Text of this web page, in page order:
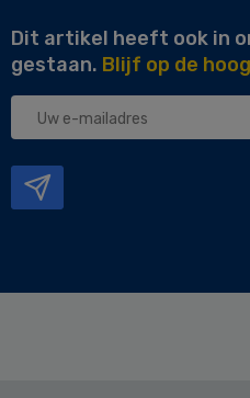
Dit artikel heeft ook in
gestaan. Blijf op de
Uw